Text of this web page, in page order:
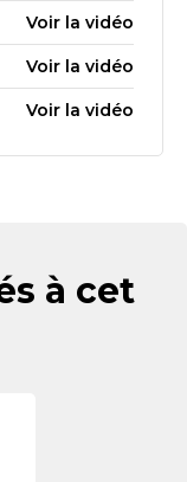
Voir la vidéo
Voir la vidéo
Voir la vidéo
à cet